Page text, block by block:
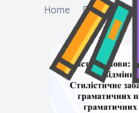
Home Portfolio